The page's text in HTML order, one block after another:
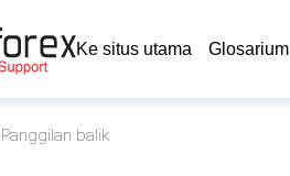
Ke situs utama Glosarium
Panggilan balik